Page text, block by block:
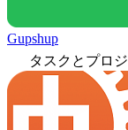
Gupshup
タスクとプロ